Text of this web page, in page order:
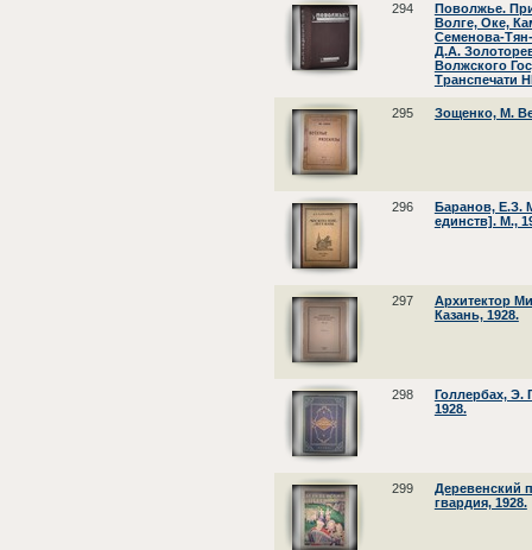
294
Поволжье.
Волге, Оке,
Семенова-
Д.А.
Волжского
Транспечати
295 Зощенко, М.
296
Баранов, Е.З.
единств]. М.,
297
Архитектор
Казань, 1928.
298
Голлербах,
1928.
299
Деревенский
гвардия, 1928.